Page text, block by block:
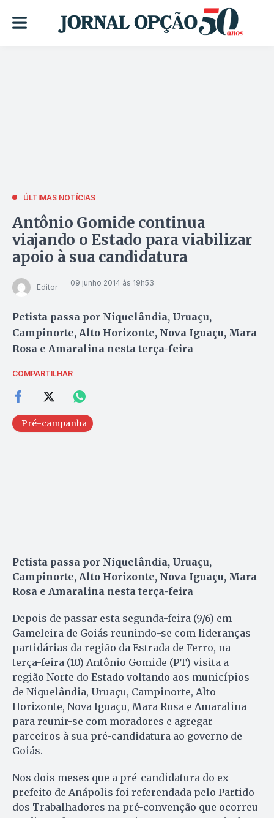
ÚLTIMAS NOTÍCIAS
Antônio Gomide continua
viajando o Estado para viabilizar
apoio à sua candidatura
Editor 09 junho 2014 às 19h53
Petista passa por Niquelândia, Uruaçu,
Campinorte, Alto Horizonte, Nova Iguaçu, Mara
Rosa e Amaralina nesta terça-feira
COMPARTILHAR
Pré-campanha
Petista passa por Niquelândia, Uruaçu,
Campinorte, Alto Horizonte, Nova Iguaçu, Mara
Rosa e Amaralina nesta terça-feira
Depois de passar esta segunda-feira (9/6) em
Gameleira de Goiás reunindo-se com lideranças
partidárias da região da Estrada de Ferro, na
terça-feira (10) Antônio Gomide (PT) visita a
região Norte do Estado voltando aos municípios
de Niquelândia, Uruaçu, Campinorte, Alto
Horizonte, Nova Iguaçu, Mara Rosa e Amaralina
para reunir-se com moradores e agregar
parceiros à sua pré-candidatura ao governo de
Goiás.
Nos dois meses que a pré-candidatura do ex-
prefeito de Anápolis foi referendada pelo Partido
dos Trabalhadores na pré-convenção que ocorreu